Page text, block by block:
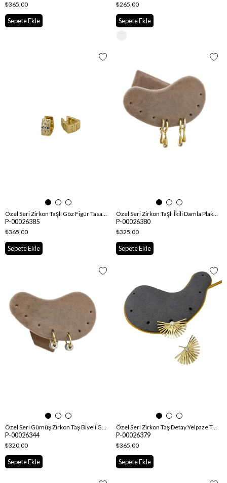
₺365,00
Sepete Ekle
₺265,00
Sepete Ekle
Özel Seri Zirkon Taşlı Göz Figür Tasarım Küpe
P-00026385
₺365,00
Sepete Ekle
Özel Seri Zirkon Taşlı İkili Damla Plaka Sallantılı Küpe
P-00026380
₺325,00
Sepete Ekle
Özel Seri Gümüş Zirkon Taş Biyeli Gold Renk Halka Küpe
P-00026344
₺320,00
Sepete Ekle
Özel Seri Zirkon Taş Detay Yelpaze Tasarım Küpe
P-00026379
₺365,00
Sepete Ekle